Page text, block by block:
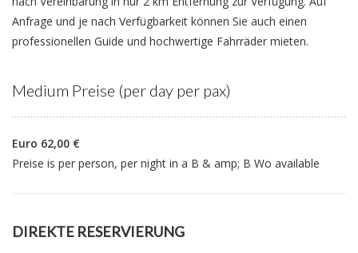
Anfrage und je nach Verfügbarkeit können Sie auch einen
professionellen Guide und hochwertige Fahrräder mieten.
Medium Preise (per day per pax)
Euro 62,00 €
Preise is per person, per night in a B & amp; B Wo available
DIREKTE RESERVIERUNG